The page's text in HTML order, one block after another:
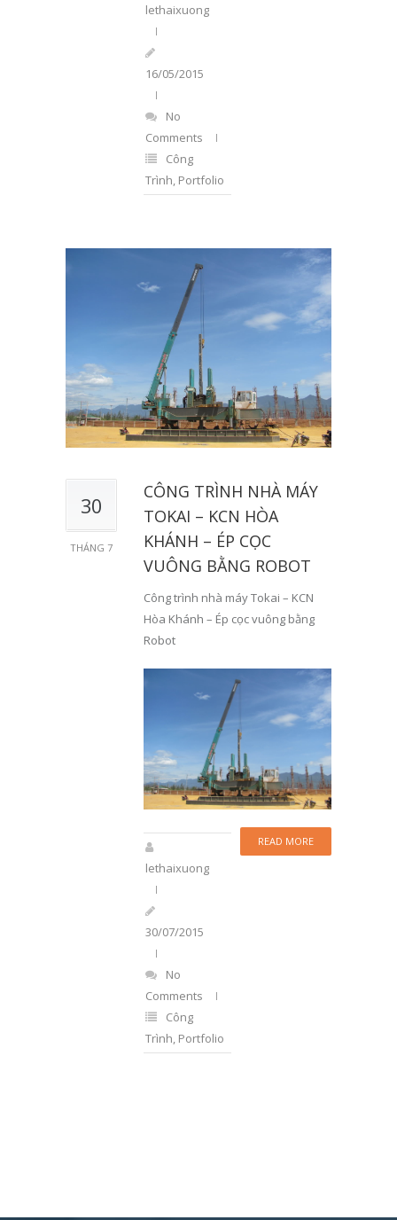
lethaixuong
16/05/2015
No
Comments
Công
Trình, Portfolio
30
THÁNG 7
CÔNG TRÌNH NHÀ MÁY
TOKAI – KCN HÒA
KHÁNH – ÉP CỌC
VUÔNG BẰNG ROBOT
Công trình nhà máy Tokai – KCN
Hòa Khánh – Ép cọc vuông bằng
Robot
READ MORE
lethaixuong
30/07/2015
No
Comments
Công
Trình, Portfolio